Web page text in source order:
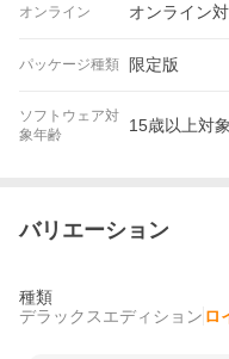
オンライン オンライン
パッケージ種類 限定版
ソフトウェア対
象年齢
15歳以上対象
バリエーション
種類
デラックスエディション ロ